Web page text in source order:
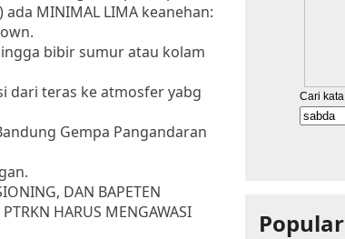
MINIMAL LIMA keanehan:
bibir sumur atau kolam
dari teras ke atmosfer yabg
Gempa Pangandaran
DAN BAPETEN
HARUS MENGAWASI
Popular